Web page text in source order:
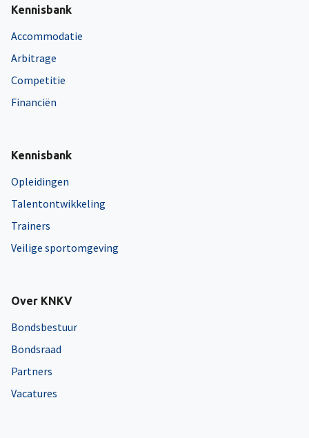
Kennisbank
Accommodatie
Arbitrage
Competitie
Financiën
Kennisbank
Opleidingen
Talentontwikkeling
Trainers
Veilige sportomgeving
Over KNKV
Bondsbestuur
Bondsraad
Partners
Vacatures